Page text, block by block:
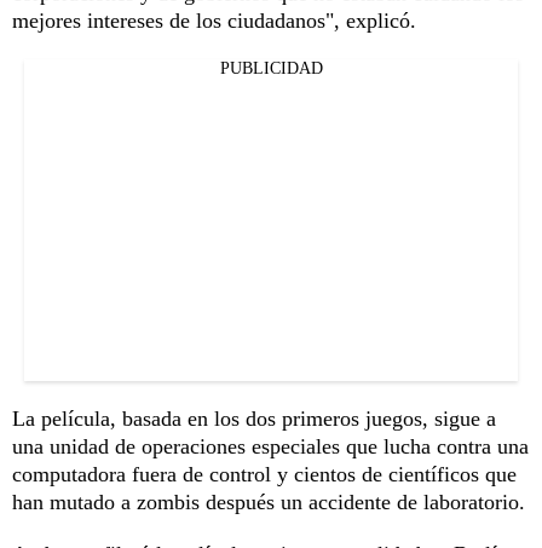
mejores intereses de los ciudadanos", explicó.
PUBLICIDAD
La película, basada en los dos primeros juegos, sigue a
una unidad de operaciones especiales que lucha contra una
computadora fuera de control y cientos de científicos que
han mutado a zombis después un accidente de laboratorio.